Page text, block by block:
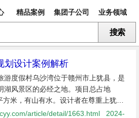
精品案例 集团子公司 业务领域
搜索
划设计案例解析
游度假村乌沙湾位于赣州市上犹县，是
湖风景区的必经之地。项目总占地
方米，有山有水。设计者在尊重上犹县
和民俗的基础上进行规划设计，秉持以
article/detail/1663.html
2024-